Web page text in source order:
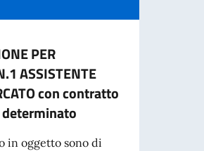
PER
ASSISTENTE
con contratto
in oggetto sono di